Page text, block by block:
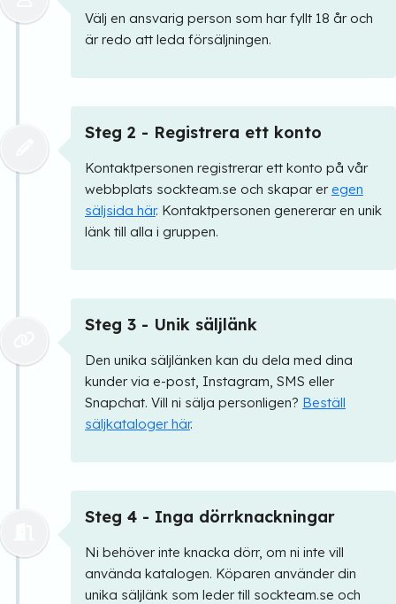
Välj en ansvarig person som har fyllt 18 år och
är redo att leda försäljningen.
Steg 2 - Registrera ett konto
Kontaktpersonen registrerar ett konto på vår
webbplats sockteam.se och skapar eregen
säljsida här. Kontaktpersonen genererar en unik
länk till alla i gruppen.
Steg 3 - Unik säljlänk
Den unika säljlänken kan du dela med dina
kunder via e-post, Instagram, SMS eller
Snapchat. Vill ni sälja personligen? Beställ
säljkataloger här.
Steg 4 - Inga dörrknackningar
Ni behöver inte knacka dörr, om ni inte vill
använda katalogen. Köparen använder din
unika säljlänk som leder till sockteam.se och